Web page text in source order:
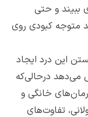
و حتی
متوجه کبودی روی
این درد ایجاد
می‌دهد درحالی‌که
خانگی و
تفاوت‌های